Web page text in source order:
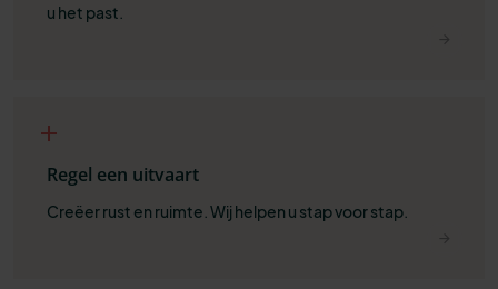
u het past.
Regel een uitvaart
Creëer rust en ruimte. Wij helpen u stap voor stap.